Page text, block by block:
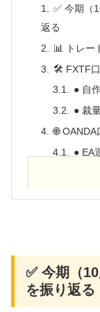
✅ 今期（
返る
📊 トレー
🛠 FXTF口
● 自
● 裁
🌐
● EA
● 裁
🔸
🔗 関連記
✅ まとめ
✅ 今期（
を振り返る